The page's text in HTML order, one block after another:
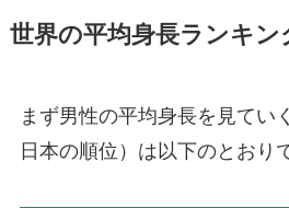
世界の平均身長ランキン
まず男性の平均身長を見てい
日本の順位）は以下のとおり